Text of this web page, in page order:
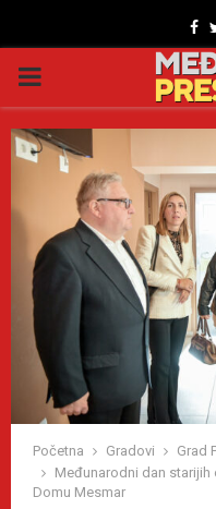
PRIMARY
MENU
Početna Gradovi
Grad
Međunarodni dan
Domu Mesmar